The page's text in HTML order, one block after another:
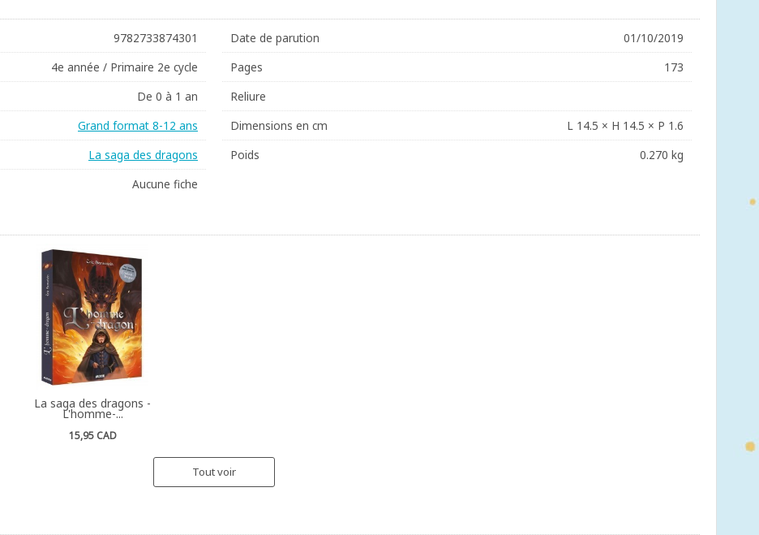
9782733874301
4e année / Primaire 2e cycle
De 0 à 1 an
Grand format 8-12 ans
La saga des dragons
Aucune fiche
Date de parution
01/10/2019
Pages
173
Reliure
Dimensions en cm
L 14.5 × H 14.5 × P 1.6
Poids
0.270 kg
La saga des dragons -
L'homme-...
15,95 CAD
Tout voir